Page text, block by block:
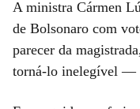
A ministra Cármen
de Bolsonaro com
parecer da
torná-lo inelegível —